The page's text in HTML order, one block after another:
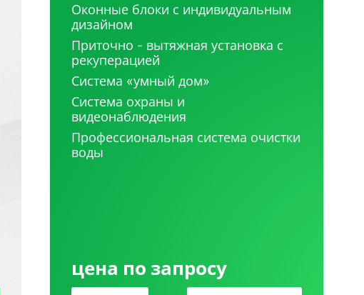
Оконные блоки с индивидуальным
дизайном
Приточно - вытяжная установка с
рекуперацией
Система «умный дом»
Система охраны и
видеонаблюдения
Профессиональная система очистки
воды
цена по запросу